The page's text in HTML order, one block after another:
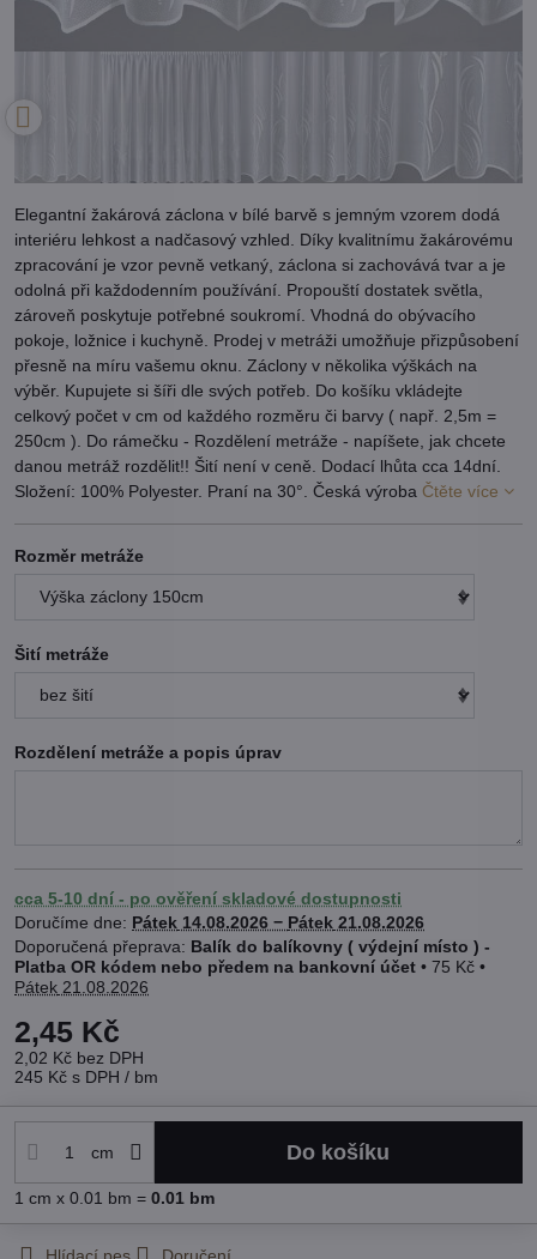
Elegantní žakárová záclona v bílé barvě s jemným vzorem dodá
interiéru lehkost a nadčasový vzhled. Díky kvalitnímu žakárovému
zpracování je vzor pevně vetkaný, záclona si zachovává tvar a je
odolná při každodenním používání. Propouští dostatek světla,
zároveň poskytuje potřebné soukromí. Vhodná do obývacího
pokoje, ložnice i kuchyně. Prodej v metráži umožňuje přizpůsobení
přesně na míru vašemu oknu. Záclony v několika výškách na
výběr. Kupujete si šíři dle svých potřeb. Do košíku vkládejte
celkový počet v cm od každého rozměru či barvy ( např. 2,5m =
250cm ). Do rámečku - Rozdělení metráže - napíšete, jak chcete
danou metráž rozdělit!! Šití není v ceně. Dodací lhůta cca 14dní.
Složení: 100% Polyester. Praní na 30°. Česká výroba Čtěte více
Rozměr metráže
Šití metráže
Rozdělení metráže a popis úprav
cca 5-10 dní - po ověření skladové dostupnosti
Doručíme dne: Pátek 14.08.2026 − Pátek 21.08.2026
Balík do balíkovny ( výdejní místo ) -
Platba OR kódem nebo předem na bankovní účet • 75 Kč •
Pátek 21.08.2026
2,45 Kč
2,02 Kč bez DPH
245 Kč s DPH / bm
cm Do košíku
1 cm x 0.01 bm = 0.01 bm